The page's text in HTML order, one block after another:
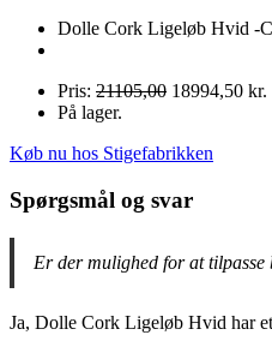
Dolle Cork Ligeløb Hvid -
Pris: 21105,00 18994,50 kr.
På lager.
Køb nu hos Stigefabrikken
Spørgsmål og svar
Er der mulighed for at tilpasse
Ja, Dolle Cork Ligeløb Hvid har